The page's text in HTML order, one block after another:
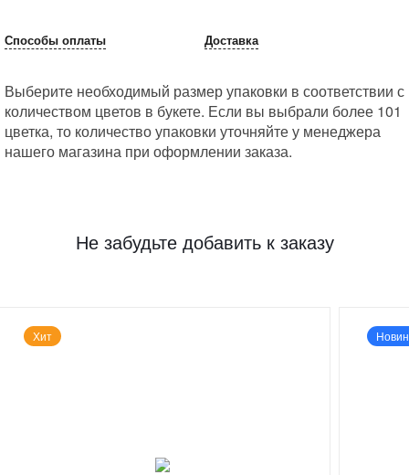
Способы оплаты Доставка
Выберите необходимый размер упаковки в соответствии с
количеством цветов в букете. Если вы выбрали более 101
цветка, то количество упаковки уточняйте у менеджера
нашего магазина при оформлении заказа.
Не забудьте добавить к заказу
Хит